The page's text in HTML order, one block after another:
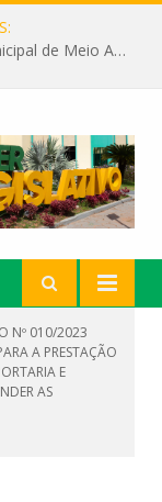
Câmara recebe palestra da Secretária Municipal de Meio Ambiente sobre as ações da “SEMANA DO MEIO AMBIENTE”
Nº 010/2023
A PRESTAÇÃO
E
AS